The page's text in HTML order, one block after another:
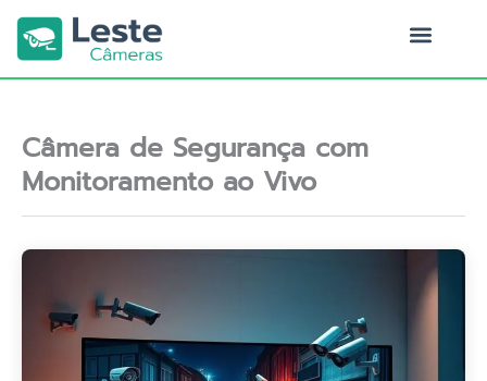
para
conteúdo
Câmera de Segurança com
Monitoramento ao Vivo